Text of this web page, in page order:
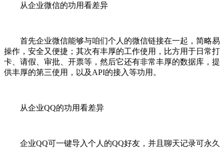
从企业微信的功用看差异
首先企业微信能够与咱们个人的微信链接在一起，简略易
操作，安全又便捷；其次有丰厚的工作使用，比方用于日常打
卡、请假、审批、开票等，然后它还有非常丰厚的数据库，提
供丰厚的第三使用，以及API的接入等功用。
从企业QQ的功用看差异
企业QQ可一键导入个人的QQ好友，并且聊天记录可永久